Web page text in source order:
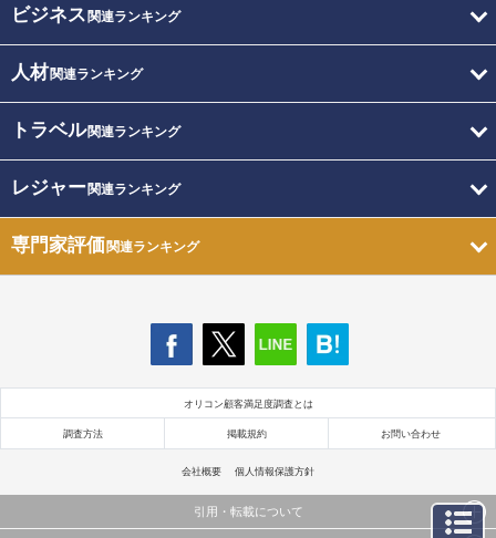
ビジネス 関連ランキング
人材関連ランキング
トラベル関連ランキング
レジャー関連ランキング
専門家評価関連ランキング
オリコン顧客満足度調査とは
調査方法 掲載規約 お問い合わせ
会社概要 個人情報保護方針
引用・転載について